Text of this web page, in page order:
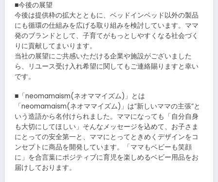
■今後の展望
今後は提供枠の拡大とともに、ベッドインベッド以外の製品
にも循環の仕組みを広げる取り組みを検討しています。ママ
発のブランドとして、子育てがもっとしやすくなる社会づく
りに貢献してまいります。
当社の展望にご共感いただける企業や施設がございました
ら、リユース受け入れ希望に関してもご連絡賜りますと幸い
です。
■「neomamaism(ネオママイズム)」とは
「neomamaism(ネオママイズム)」は”新しいママの主張”と
いう造語から名付けられました。ママになっても「自分自身
も大切にしてほしい」そんなメッセージを込めて、お子さま
にとっての安全第一と、ママにとってときめくデザインをコ
ンセプトに商品を開発しています。「ママもベビーも笑顔
に」を合言葉にポジティブに育児を楽しめるベビー用品をお
届けしております。